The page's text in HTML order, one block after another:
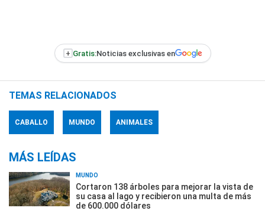
+ Gratis:Noticias exclusivas en
TEMAS RELACIONADOS
CABALLO MUNDO ANIMALES
MÁS LEÍDAS
MUNDO
Cortaron 138 árboles para mejorar la vista de
su casa al lago y recibieron una multa de más
de 600.000 dólares